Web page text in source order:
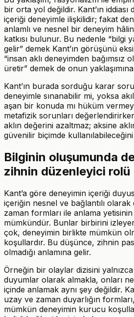
bir orta yol değildir. Kant’ın
içeriği deneyimle ilişkilidir; fakat
anlamlı ve nesnel bir deneyim
katkısı bulunur. Bu nedenle “bilgi
gelir” demek Kant’ın görüşünü
“insan aklı deneyimden bağımsız
üretir” demek de onun
Kant’ın burada sorduğu karar
deneyimle sınanabilir mi, yoksa akıl
aşan bir konuda mı hüküm
metafizik sorunları
aklın değerini azaltmaz; aksine
güvenilir biçimde kullanılabileceğini
Bilginin oluşumunda
zihnin düzenleyici rolü
Kant’a göre deneyimin içeriği
içeriğin nesnel ve bağlantılı
zaman formları ile anlama
mümkündür. Bunlar birbirini
çok, deneyimin birlikte mümkün
koşullardır. Bu düşünce, zihnin
olmadığı anlamına gelir.
Örneğin bir olaylar dizisini
duyumlar olarak almakla, onları
içinde anlamak aynı şey değildir.
uzay ve zaman duyarlığın
mümkün deneyimin kurucu